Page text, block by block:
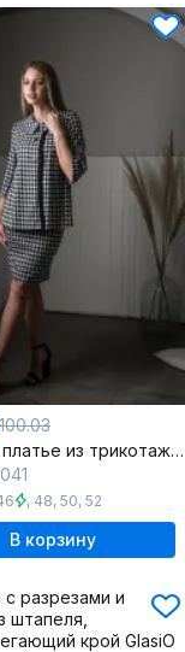
100.03
Жакет и платье из трикотажа с бахромой и приталенными силуэтами
, 48, 50, 52
В корзину